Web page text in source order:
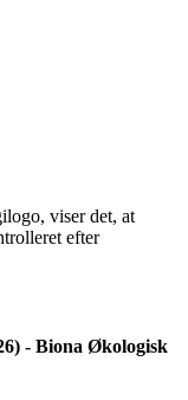
viser det, at
efter
- Biona Økologisk